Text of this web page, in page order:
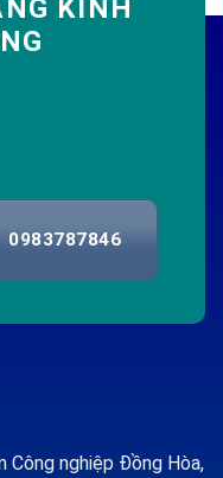
KINH
0983787846
Công nghiệp Đồng Hòa,